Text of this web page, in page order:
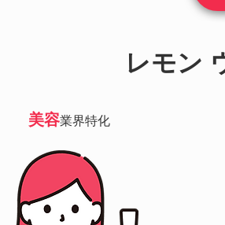
レモン
美容業界特化